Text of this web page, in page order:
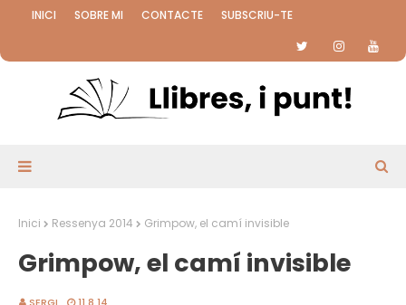
INICI SOBRE MI CONTACTE SUBSCRIU-TE
Inici Ressenya 2014 Grimpow, el camí invisible
Grimpow, el camí invisible